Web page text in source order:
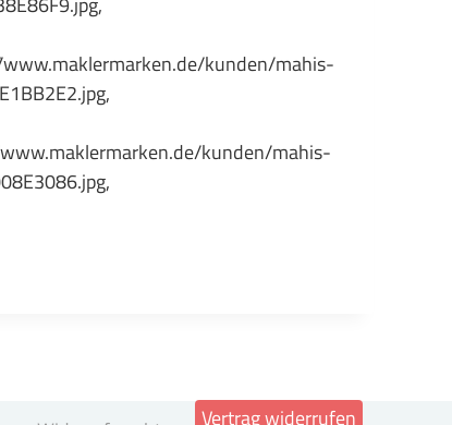
kunden/mahis-
kunden/mahis-
Vertrag widerrufen